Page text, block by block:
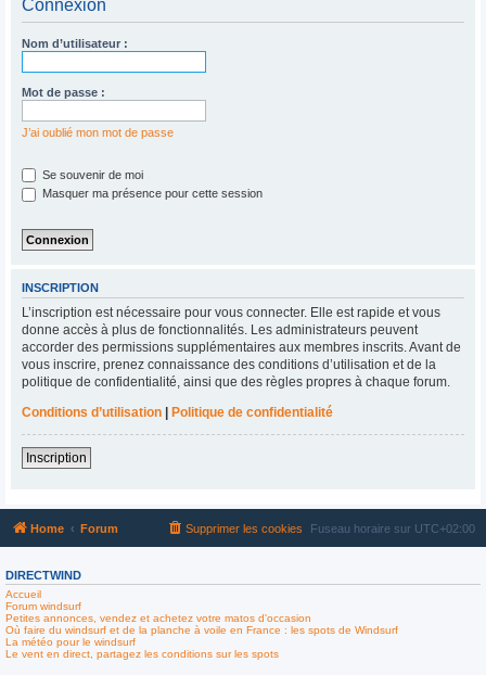
Connexion
Nom d’utilisateur :
Mot de passe :
J’ai oublié mon mot de passe
Se souvenir de moi
Masquer ma présence pour cette session
INSCRIPTION
L’inscription est nécessaire pour vous connecter. Elle est rapide et vous
donne accès à plus de fonctionnalités. Les administrateurs peuvent
accorder des permissions supplémentaires aux membres inscrits. Avant de
vous inscrire, prenez connaissance des conditions d’utilisation et de la
politique de confidentialité, ainsi que des règles propres à chaque forum.
Conditions d’utilisation
Politique de confidentialité
Inscription
Home Forum Fuseau horaire sur UTC+02:00
Supprimer les cookies
DIRECTWIND
Accueil
Forum windsurf
Petites annonces, vendez et achetez votre matos d'occasion
Où faire du windsurf et de la planche à voile en France : les spots de Windsurf
La météo pour le windsurf
Le vent en direct, partagez les conditions sur les spots